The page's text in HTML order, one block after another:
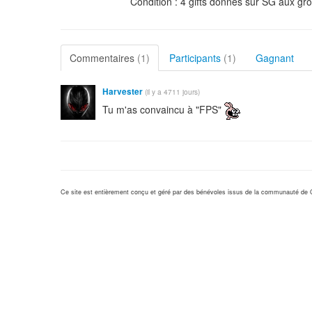
Commentaires (1) Participants (1) Gagnant
Harvester (il y a 4711 jours)
Tu m'as convaincu à "FPS"
Ce site est entièrement conçu et géré par des bénévoles issus de la communauté de